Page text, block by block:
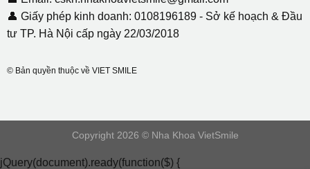
👤 Giấy phép kinh doanh: 0108196189 - Sở kế hoạch & Đầu
tư TP. Hà Nội cấp ngày 22/03/2018
© Bản quyền thuộc về VIET SMILE
Copyright 2026 © Nha Khoa VietSmile
jQuery(document).ready(function($) {